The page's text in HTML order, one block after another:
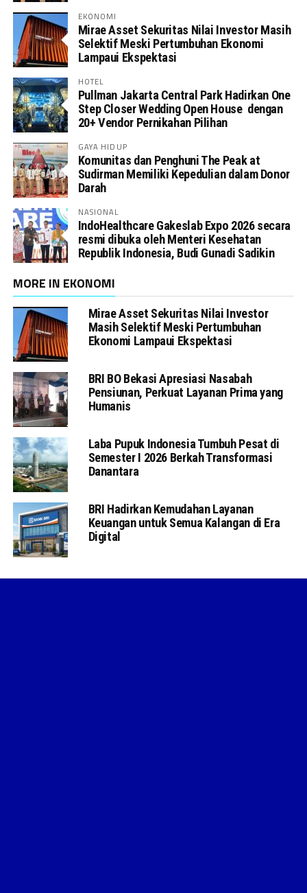
EKONOMI
Mirae Asset Sekuritas Nilai Investor Masih
Selektif Meski Pertumbuhan Ekonomi
Lampaui Ekspektasi
HOTEL
Pullman Jakarta Central Park Hadirkan One
Step Closer Wedding Open House dengan
20+ Vendor Pernikahan Pilihan
GAYA HIDUP
Komunitas dan Penghuni The Peak at
Sudirman Memiliki Kepedulian dalam Donor
Darah
NASIONAL
IndoHealthcare Gakeslab Expo 2026 secara
resmi dibuka oleh Menteri Kesehatan
Republik Indonesia, Budi Gunadi Sadikin
MORE IN EKONOMI
Mirae Asset Sekuritas Nilai Investor
Masih Selektif Meski Pertumbuhan
Ekonomi Lampaui Ekspektasi
BRI BO Bekasi Apresiasi Nasabah
Pensiunan, Perkuat Layanan Prima yang
Humanis
Laba Pupuk Indonesia Tumbuh Pesat di
Semester I 2026 Berkah Transformasi
Danantara
BRI Hadirkan Kemudahan Layanan
Keuangan untuk Semua Kalangan di Era
Digital